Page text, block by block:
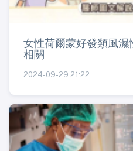
女性荷爾蒙好發類風
相關
2024-09-29 21:22